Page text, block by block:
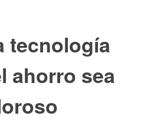
tecnología
ahorro sea